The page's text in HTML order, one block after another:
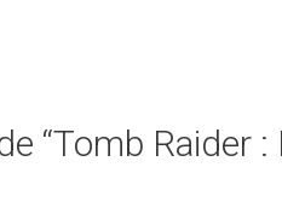
“Tomb Raider